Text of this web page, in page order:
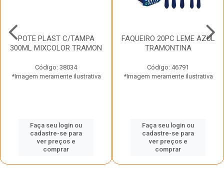
POTE PLAST C/TAMPA
300ML MIXCOLOR TRAMON
Código: 38034
*Imagem meramente ilustrativa
Faça seu login ou
cadastre-se para
ver preços e
comprar
FAQUEIRO 20PC LEME AZUL
TRAMONTINA
Código: 46791
*Imagem meramente ilustrativa
Faça seu login ou
cadastre-se para
ver preços e
comprar